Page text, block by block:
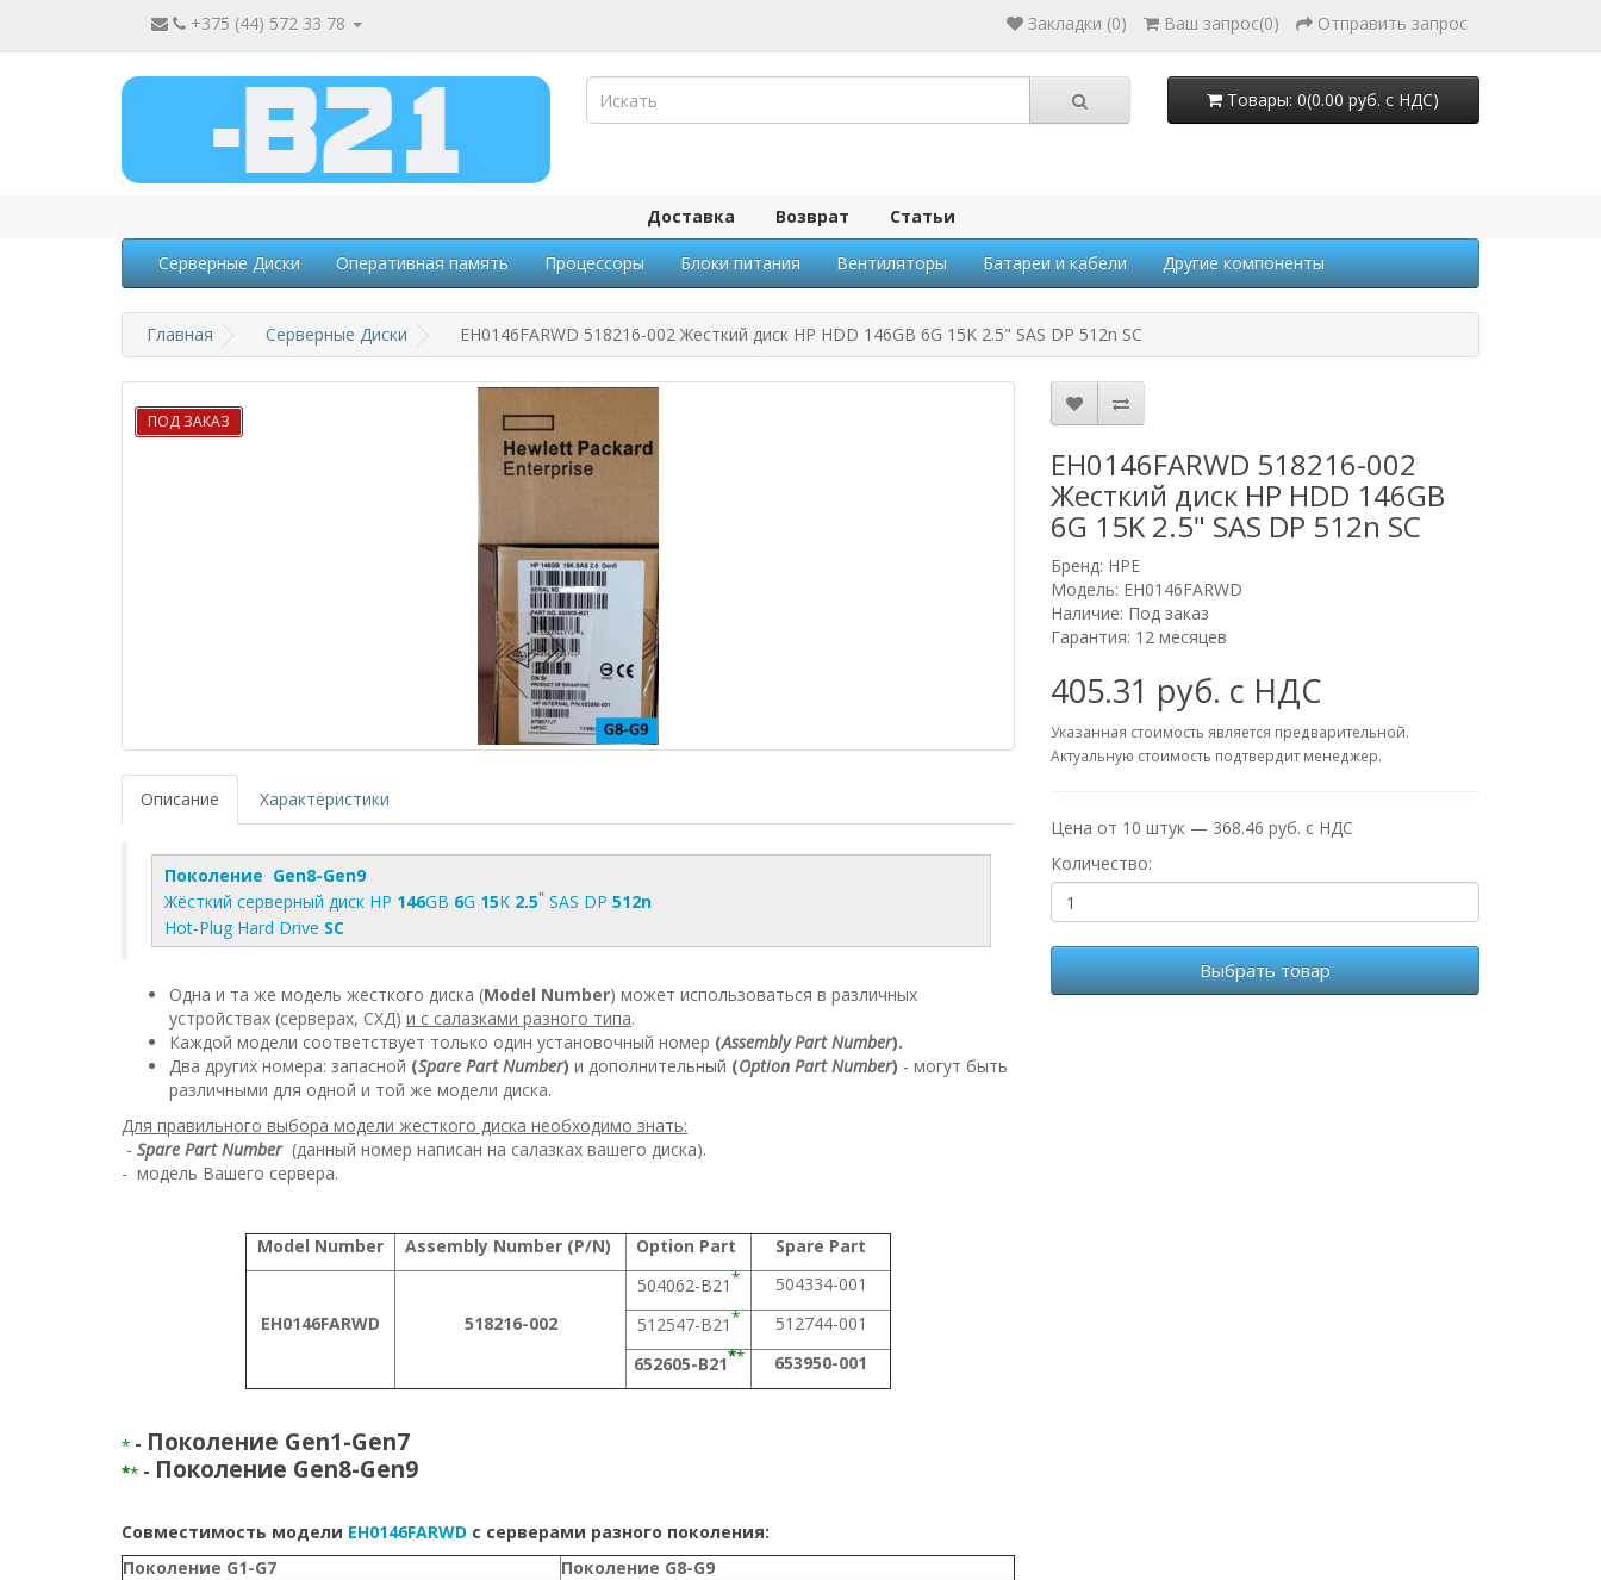
+375 (44) 572 33 78 Закладки (0) Ваш запрос(0) Отправить запрос
Товары: 0(0.00 руб. с НДС)
Доставка Возврат Статьи
Серверные Диски Оперативная память Процессоры Блоки питания Вентиляторы Батареи и кабели Другие компоненты
Главная Серверные Диски EH0146FARWD 518216-002 Жесткий диск HP HDD 146GB 6G 15K 2.5" SAS DP 512n SC
ПОД ЗАКАЗ
Описание Характеристики
Поколение Gen8-Gen9
Жёсткий серверный диск HP 146GB 6G 15K 2.5" SAS DP 512n
Hot-Plug Hard Drive SC
Одна и та же модель жесткого диска (Model Number) может использоваться в различных
устройствах (серверах, СХД) и с салазками разного типа.
​Каждой модели соответствует только один установочный номер (Assembly Part Number).
Два других номера: запасной (Spare Part Number) и дополнительный (Option Part Number) - могут быть
различными для одной и той же модели диска.
Для правильного выбора модели жесткого диска необходимо знать:
- Spare Part Number (данный номер написан на салазках вашего диска).
- модель Вашего сервера.
Model Number Assembly Number (P/N) Option Part Spare Part
EH0146FARWD 518216-002
504062-B21*
504334-001
512547-B21*
512744-001
652605-B21** 653950-001
* - Поколение Gen1-Gen7
** - Поколение Gen8-Gen9
Совместимость модели EH0146FARWD с серверами разного поколения:
Поколение G1-G7
Поколение G8-G9
EH0146FARWD 518216-002
Жесткий диск HP HDD 146GB
6G 15K 2.5" SAS DP 512n SC
Бренд: HPE
Модель: EH0146FARWD
Наличие: Под заказ
Гарантия: 12 месяцев
405.31 руб. с НДС
Указанная стоимость является предварительной.
Актуальную стоимость подтвердит менеджер.
Цена от 10 штук — 368.46 руб. с НДС
Количество:
Выбрать товар